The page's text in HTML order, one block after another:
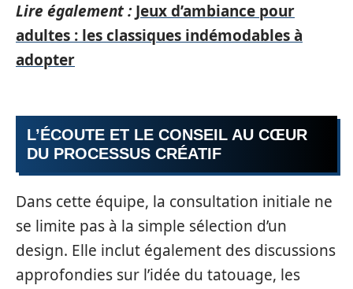
Lire également : Jeux d’ambiance pour
adultes : les classiques indémodables à
adopter
L’ÉCOUTE ET LE CONSEIL AU CŒUR
DU PROCESSUS CRÉATIF
Dans cette équipe, la consultation initiale ne
se limite pas à la simple sélection d’un
design. Elle inclut également des discussions
approfondies sur l’idée du tatouage, les